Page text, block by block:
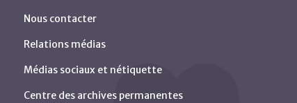
Nous contacter
Relations médias
Médias sociaux et nétiquette
Centre des archives permanentes